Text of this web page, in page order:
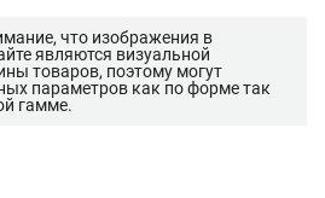
что изображения в
являются визуальной
товаров, поэтому могут
параметров как по форме так
гамме.